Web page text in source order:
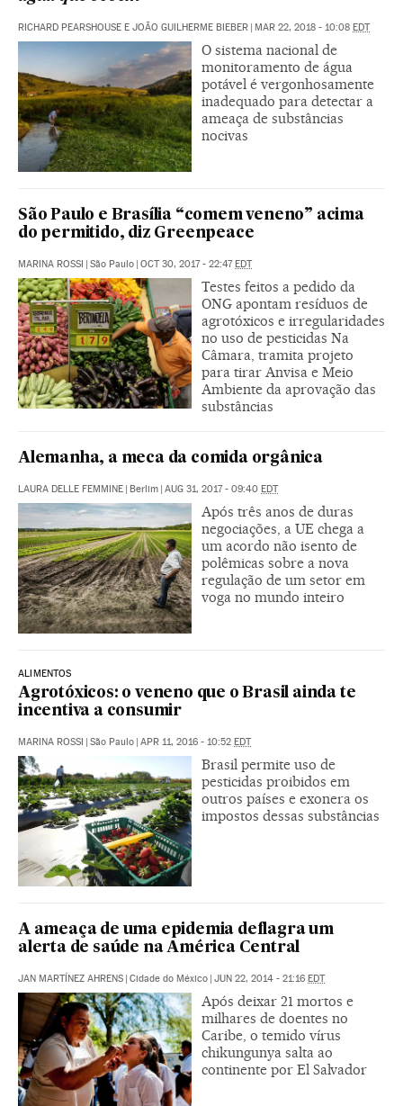
RICHARD PEARSHOUSE E JOÃO GUILHERME BIEBER | MAR 22, 2018 - 10:08 EDT
O sistema nacional de
monitoramento de água
potável é vergonhosamente
inadequado para detectar a
ameaça de substâncias
nocivas
São Paulo e Brasília “comem veneno” acima
do permitido, diz Greenpeace
MARINA ROSSI | São Paulo | OCT 30, 2017 - 22:47EDT
Testes feitos a pedido da
ONG apontam resíduos de
agrotóxicos e irregularidades
no uso de pesticidas Na
Câmara, tramita projeto
para tirar Anvisa e Meio
Ambiente da aprovação das
substâncias
Alemanha, a meca da comida orgânica
LAURA DELLE FEMMINE | Berlim | AUG 31, 2017 - 09:40 EDT
Após três anos de duras
negociações, a UE chega a
um acordo não isento de
polêmicas sobre a nova
regulação de um setor em
voga no mundo inteiro
ALIMENTOS
Agrotóxicos: o veneno que o Brasil ainda te
incentiva a consumir
MARINA ROSSI | São Paulo | APR 11, 2016 - 10:52 EDT
Brasil permite uso de
pesticidas proibidos em
outros países e exonera os
impostos dessas substâncias
A ameaça de uma epidemia deflagra um
alerta de saúde na América Central
JAN MARTÍNEZ AHRENS | Cidade do México | JUN 22, 2014 - 21:16 EDT
Após deixar 21 mortos e
milhares de doentes no
Caribe, o temido vírus
chikungunya salta ao
continente por El Salvador